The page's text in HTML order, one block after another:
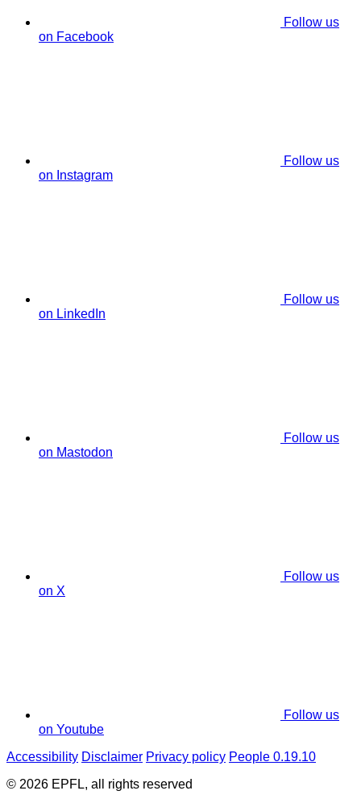
Follow us
on Facebook
Follow us
on Instagram
Follow us
on LinkedIn
Follow us
on Mastodon
Follow us
on X
Follow us
on Youtube
Accessibility Disclaimer Privacy policy People 0.19.10
© 2026 EPFL, all rights reserved